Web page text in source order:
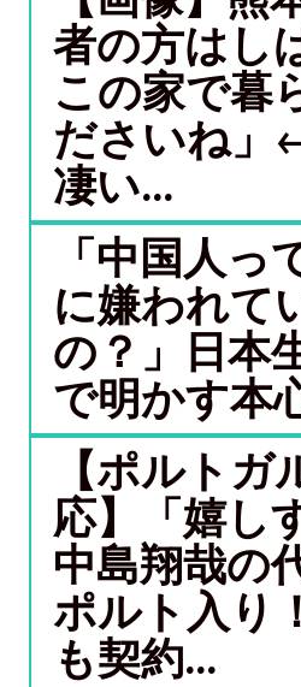
者の方はし
この家で暮
ださいね」
凄い...
「中国人っ
に嫌われて
の？」日本
で明かす本
【ポルトガ
応】「嬉し
中島翔哉の
ポルト入り
も契約...